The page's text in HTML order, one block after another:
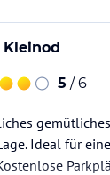
Kleinod
5 / 6
Ideal für